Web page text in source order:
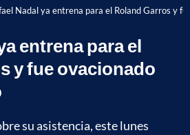
Nadal ya entrena para el Roland Garros y
entrena para el
y fue ovacionado
su asistencia, este lunes